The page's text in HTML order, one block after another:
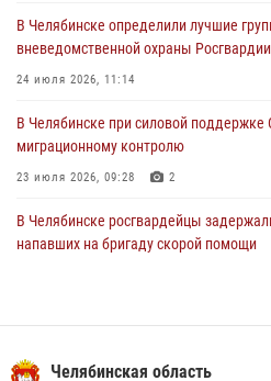
В Челябинске определили лучшие
вневедомственной охраны Росгвардии
24 июля 2026, 11:14
В Челябинске при силовой
миграционному контролю
23 июля 2026, 09:28 2
В Челябинске росгвардейцы
напавших на бригаду скорой помощи
13 июля 2026, 03:02 5
Челябинская область